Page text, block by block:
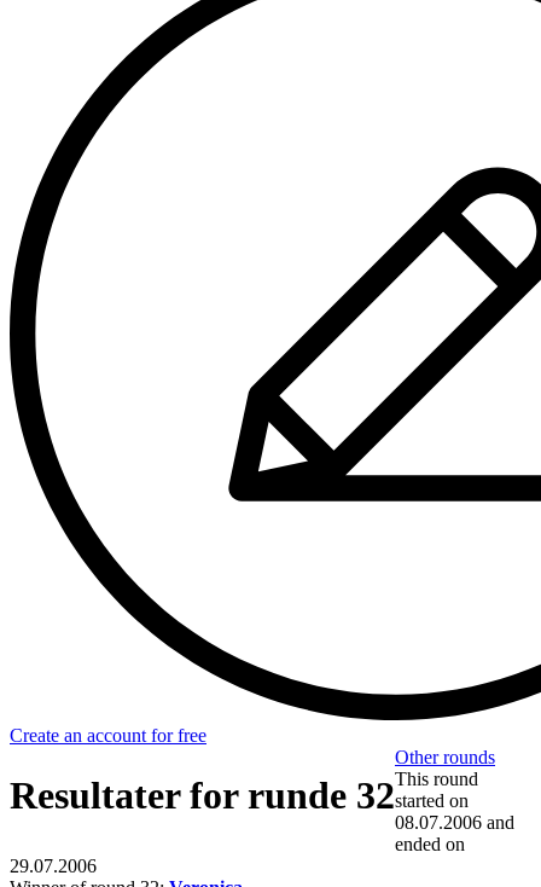
Create an account for free
Resultater for runde 32
Other rounds
This round
started on
08.07.2006 and
ended on
29.07.2006